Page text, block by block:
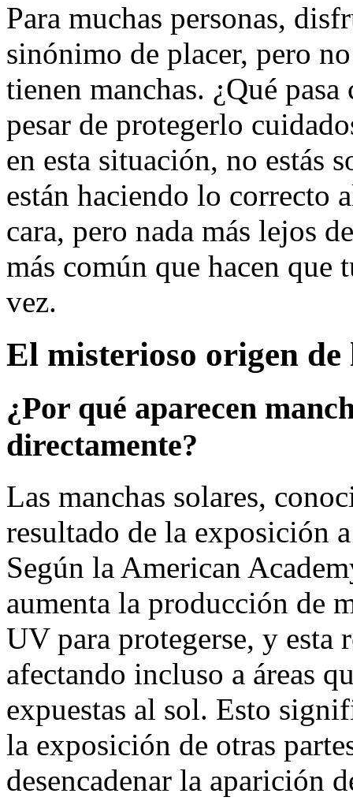
Para muchas personas,
sinónimo de placer, pero
tienen manchas. ¿Qué
pesar de protegerlo
en esta situación, no estás
están haciendo lo correcto
cara, pero nada más lejos
más común que hacen que
vez.
El misterioso origen de
¿Por qué aparecen
directamente?
Las manchas solares,
resultado de la exposición
Según la American
aumenta la producción de
UV para protegerse, y esta
afectando incluso a áreas
expuestas al sol. Esto
la exposición de otras
desencadenar la aparición